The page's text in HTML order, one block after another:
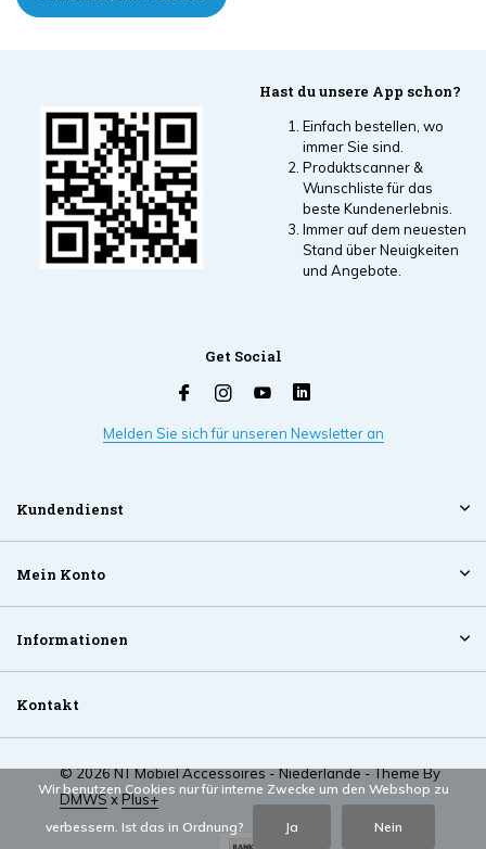
Hast du unsere App schon?
Einfach bestellen, wo
immer Sie sind.
Produktscanner &
Wunschliste für das
beste Kundenerlebnis.
Immer auf dem neuesten
Stand über Neuigkeiten
und Angebote.
Get Social
Melden Sie sich für unseren Newsletter an
Kundendienst
Mein Konto
Informationen
Kontakt
© 2026 NT Mobiel Accessoires - Niederlande - Theme By
DMWSxPlus+
Wir benutzen Cookies nur für interne Zwecke um den Webshop zu
verbessern. Ist das in Ordnung? Ja Nein